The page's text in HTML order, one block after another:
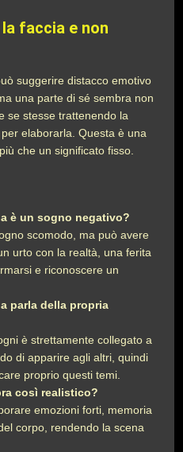
faccia e non
suggerire distacco emotivo
una parte di sé sembra non
se stesse trattenendo la
elaborarla. Questa è una
che un significato fisso.
è un sogno negativo?
scomodo, ma può avere
urto con la realtà, una ferita
e riconoscere un
parla della propria
è strettamente collegato a
di apparire agli altri, quindi
proprio questi temi.
così realistico?
emozioni forti, memoria
corpo, rendendo la scena